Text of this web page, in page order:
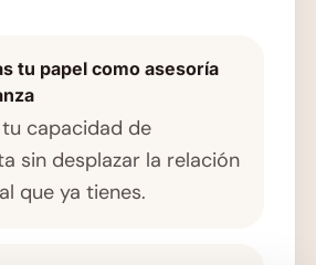
tu papel como asesoría
capacidad de
sin desplazar la relación
que ya tienes.